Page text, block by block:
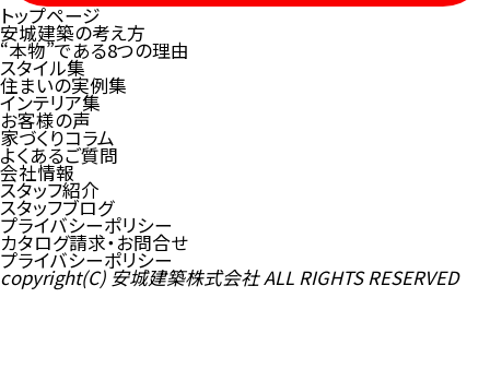
トップページ
安城建築の考え方
“本物”である8つの理由
スタイル集
住まいの実例集
インテリア集
お客様の声
家づくりコラム
よくあるご質問
会社情報
スタッフ紹介
スタッフブログ
プライバシーポリシー
カタログ請求・お問合せ
プライバシーポリシー
copyright(C) 安城建築株式会社 ALL RIGHTS RESERVED